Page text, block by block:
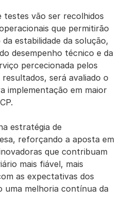
testes vão ser recolhidos
que permitirão
estabilidade da solução,
desempenho técnico e da
percecionada pelos
será avaliado o
implementação em maior
estratégia de
reforçando a aposta em
que contribuam
mais fiável, mais
as expectativas dos
uma melhoria contínua da